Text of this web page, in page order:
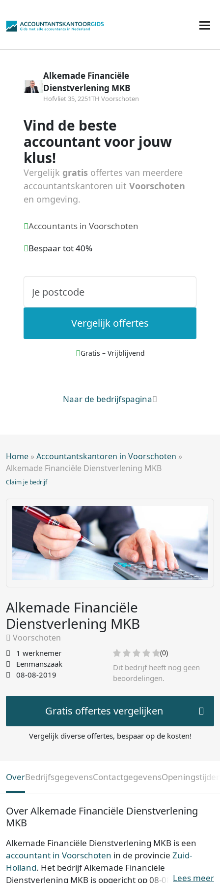
Alkemade Financiële
Dienstverlening MKB
Hofvliet 35, 2251TH Voorschoten
Vind de beste
accountant voor jouw
klus!
Vergelijk gratis offertes van meerdere
accountantskantoren uit Voorschoten
en omgeving.
Accountants in Voorschoten
Bespaar tot 40%
Vergelijk offertes
Gratis – Vrijblijvend
Naar de bedrijfspagina
Home »Accountantskantoren in Voorschoten »
Alkemade Financiële Dienstverlening MKB
Claim je bedrijf
Alkemade Financiële
Dienstverlening MKB
Voorschoten
1 werknemer
Eenmanszaak
08-08-2019
(0)
Dit bedrijf heeft nog geen
beoordelingen.
Gratis offertes vergelijken
Vergelijk diverse offertes, bespaar op de kosten!
OverBedrijfsgegevensContactgegevens
Over Alkemade Financiële Dienstverlening
MKB
Alkemade Financiële Dienstverlening MKB is een
accountant in Voorschoten in de provincie Zuid-
Holland. Het bedrijf Alkemade Financiële
Dienstverlening MKB is opgericht op 08-08-2019.
Lees meer